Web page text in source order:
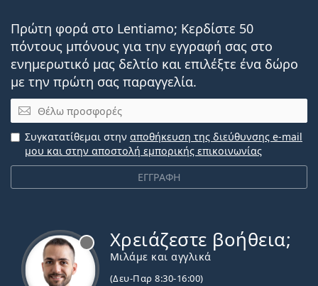
Πρώτη φορά στο Lentiamo; Κερδίστε 50
πόντους μπόνους για την εγγραφή σας στο
ενημερωτικό μας δελτίο και επιλέξτε ένα δώρο
με την πρώτη σας παραγγελία.
Email
ΕΓΓΡΑΦΗ
Συγκατατίθεμαι στην αποθήκευση της διεύθυνσης e-mail
μου και στην αποστολή εμπορικής επικοινωνίας
Χρειάζεστε βοήθεια;
Μιλάμε και αγγλικά
(Δευ-Παρ 8:30-16:00)